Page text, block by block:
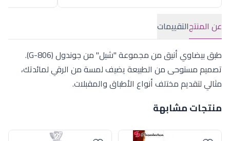
عن المنتجالتقييمات
طبق بيضاوي أنيق من مجموعة "شيل" من جوندول (G-806).
تصميم مستوحى من الطبيعة يضيف لمسة من الرقي لمائدتك،
مثالي لتقديم مختلف أنواع الأطباق والمقبلات.
منتجات مشابهة